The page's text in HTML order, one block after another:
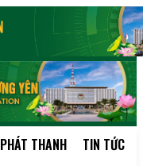
PHÁT THANH TIN TỨC